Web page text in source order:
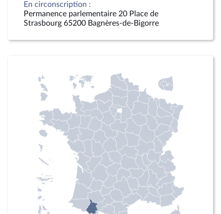
En circonscription :
Permanence parlementaire 20 Place de
Strasbourg 65200 Bagnères-de-Bigorre